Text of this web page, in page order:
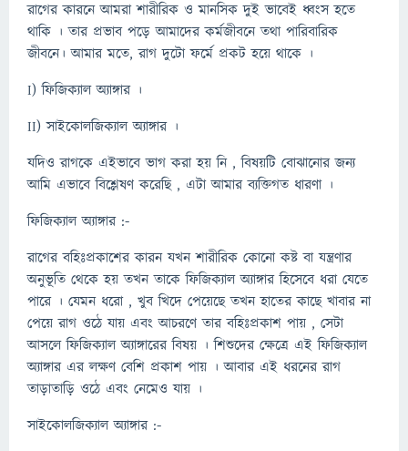
রাগের কারনে আমরা শারীরিক ও মানসিক দুই ভাবেই ধ্বংস হতে
থাকি । তার প্রভাব পড়ে আমাদের কর্মজীবনে তথা পারিবারিক
জীবনে। আমার মতে, রাগ দুটো ফর্মে প্রকট হয়ে থাকে ।
I) ফিজিক্যাল অ্যাঙ্গার ।
II) সাইকোলজিক্যাল অ্যাঙ্গার ।
যদিও রাগকে এইভাবে ভাগ করা হয় নি , বিষয়টি বোঝানোর জন্য
আমি এভাবে বিশ্লেষণ করেছি , এটা আমার ব্যক্তিগত ধারণা ।
ফিজিক্যাল অ্যাঙ্গার :-
রাগের বহিঃপ্রকাশের কারন যখন শারীরিক কোনো কষ্ট বা যন্ত্রণার
অনুভূতি থেকে হয় তখন তাকে ফিজিক্যাল অ্যাঙ্গার হিসেবে ধরা যেতে
পারে । যেমন ধরো , খুব খিদে পেয়েছে তখন হাতের কাছে খাবার না
পেয়ে রাগ ওঠে যায় এবং আচরণে তার বহিঃপ্রকাশ পায় , সেটা
আসলে ফিজিক্যাল অ্যাঙ্গারের বিষয় । শিশুদের ক্ষেত্রে এই ফিজিক্যাল
অ্যাঙ্গার এর লক্ষণ বেশি প্রকাশ পায় । আবার এই ধরনের রাগ
তাড়াতাড়ি ওঠে এবং নেমেও যায় ।
সাইকোলজিক্যাল অ্যাঙ্গার :-